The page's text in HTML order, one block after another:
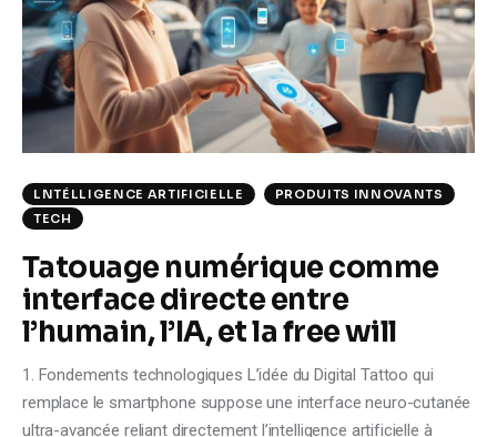
Climate
Markets
Tech
Reports
LNTÉLLIGENCE ARTIFICIELLE
PRODUITS INNOVANTS
TECH
Tatouage numérique comme
interface directe entre
l’humain, l’IA, et la free will
1. Fondements technologiques L’idée du Digital Tattoo qui
remplace le smartphone suppose une interface neuro-cutanée
ultra-avancée reliant directement l’intelligence artificielle à